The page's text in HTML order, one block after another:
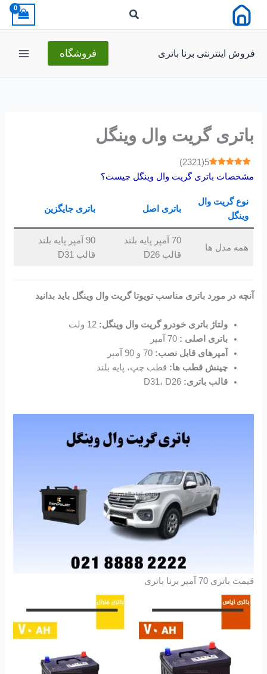
فروش اینترنتی برنا باتری فروشگاه
باتری گریت وال وینگل
5
(
2321
)
مشخصات باتری گریت وال وینگل چیست؟
نوع گریت وال
وینگل
باتری اصل باتری جایگزین
همه مدل ها
70 آمپر پایه بلند
قالب D26
90 آمپر پایه بلند
قالب D31
آنچه در مورد باتری مناسب تویوتا گریت وال وینگل باید بدانید
ولتاژ باتری خودرو گریت وال وینگل: 12 ولت
باتری اصلی : 70 آمپر
آمپرهای قابل نصب: 70 و 90 آمپر
چینش قطب ها: قطب چپ، پایه بلند
قالب باتری: D31، D26
قیمت باتری 70 آمپر برنا باتری